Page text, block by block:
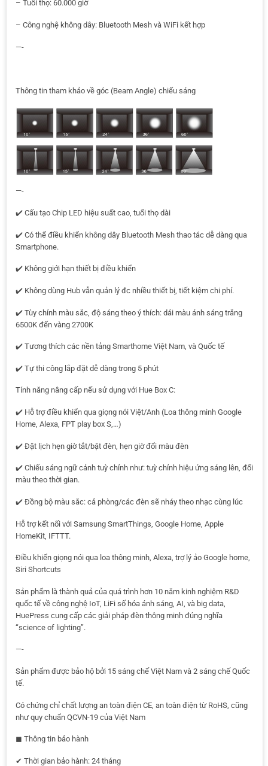
– Tuổi thọ: 60.000 giờ
– Công nghệ không dây: Bluetooth Mesh và WiFi kết hợp
—-
Thông tin tham khảo về góc (Beam Angle) chiếu sáng
—-
✔️ Cấu tạo Chip LED hiệu suất cao, tuổi thọ dài
✔️ Có thể điều khiển không dây Bluetooth Mesh thao tác dễ dàng qua
Smartphone.
✔️ Không giới hạn thiết bị điều khiển
✔️ Không dùng Hub vẫn quản lý đc nhiều thiết bị, tiết kiệm chi phí.
✔️ Tùy chỉnh màu sắc, độ sáng theo ý thích: dải màu ánh sáng trắng
6500K đến vàng 2700K
✔️ Tương thích các nền tảng Smarthome Việt Nam, và Quốc tế
✔️ Tự thi công lắp đặt dễ dàng trong 5 phút
Tính năng nâng cấp nếu sử dụng với Hue Box C:
✔️ Hỗ trợ điều khiển qua giọng nói Việt/Anh (Loa thông minh Google
Home, Alexa, FPT play box S,…)
✔️ Đặt lịch hẹn giờ tắt/bật đèn, hẹn giờ đổi màu đèn
✔️ Chiếu sáng ngữ cảnh tuỳ chỉnh như: tuỳ chỉnh hiệu ứng sáng lên, đổi
màu theo thời gian.
✔️ Đồng bộ màu sắc: cả phòng/các đèn sẽ nháy theo nhạc cùng lúc
Hỗ trợ kết nối với Samsung SmartThings, Google Home, Apple
HomeKit, IFTTT.
Điều khiển giọng nói qua loa thông minh, Alexa, trợ lý ảo Google home,
Siri Shortcuts
Sản phẩm là thành quả của quá trình hơn 10 năm kinh nghiệm R&D
quốc tế về công nghệ IoT, LiFi số hóa ánh sáng, AI, và big data,
HuePress cung cấp các giải pháp đèn thông minh đúng nghĩa
“science of lighting”.
—-
Sản phẩm được bảo hộ bởi 15 sáng chế Việt Nam và 2 sáng chế Quốc
tế.
Có chứng chỉ chất lượng an toàn điện CE, an toàn điện từ RoHS, cũng
như quy chuẩn QCVN-19 của Việt Nam
◼ Thông tin bảo hành
✔ Thời gian bảo hành: 24 tháng